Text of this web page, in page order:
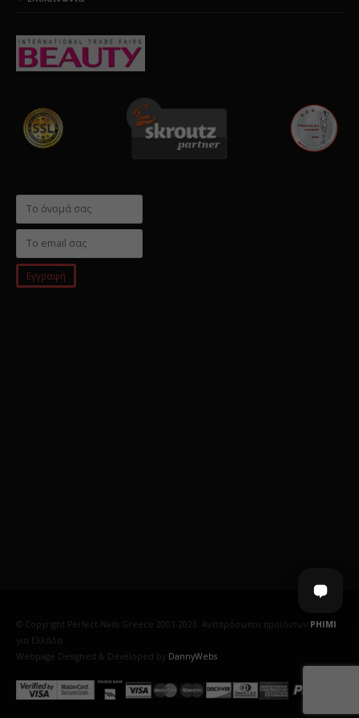
© Copyright Perfect-Nails Greece 2001-2023. Αντιπρόσωποι προϊόντων PHIMI
για Ελλάδα.
Webpage Designed & Developed by DannyWebs